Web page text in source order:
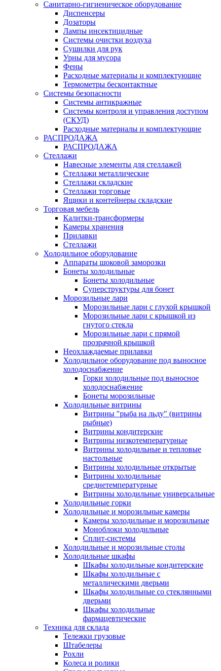
Санитарно-гигиеническое оборудование
Диспенсеры
Дозаторы
Лампы инсектицидные
Системы очистки воздуха
Сушилки для рук
Урны для мусора
Фены
Расходные материалы и комплектующие
Термометры бесконтактные
Системы безопасности
Системы антикражные
Системы контроля и управления доступом
(СКУД)
Расходные материалы и комплектующие
РАСПРОДАЖА
РАСПРОДАЖА
Стеллажи
Навесные элементы для стеллажей
Стеллажи металлические
Стеллажи складские
Стеллажи торговые
Ящики и контейнеры складские
Торговая мебель
Калитки-трансформеры
Камеры хранения
Прилавки
Стеллажи
Холодильное оборудование
Аппараты шоковой заморозки
Бонеты холодильные
Бонеты холодильные
Суперструктуры для бонет
Морозильные лари
Морозильные лари с глухой крышкой
Морозильные лари с крышкой из
гнутого стекла
Морозильные лари с прямой
прозрачной крышкой
Неохлаждаемые прилавки
Холодильное оборудование под выносное
холодоснабжение
Горки холодильные под выносное
холодоснабжение
Бонеты морозильные
Холодильные витрины
Витрины "рыба на льду" (витрины
рыбные)
Витрины кондитерские
Витрины низкотемпературные
Витрины холодильные и тепловые
настольные
Витрины холодильные открытые
Витрины холодильные
среднетемпературные
Витрины холодильные универсальные
Холодильные горки
Холодильные и морозильные камеры
Камеры холодильные и морозильные
Моноблоки холодильные
Сплит-системы
Холодильные и морозильные столы
Холодильные шкафы
Шкафы холодильные кондитерские
Шкафы холодильные с
металлическими дверьми
Шкафы холодильные со стеклянными
дверьми
Шкафы холодильные
фармацевтические
Техника для склада
Тележки грузовые
Штабелеры
Рохли
Колеса и ролики